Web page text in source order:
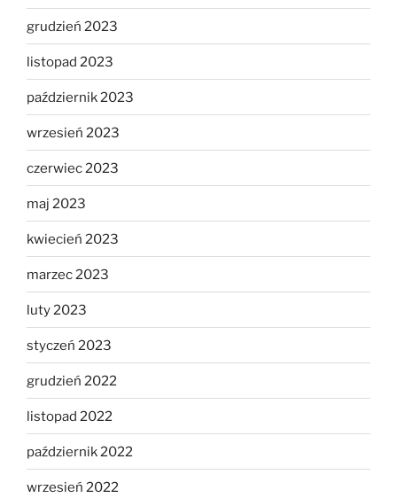
grudzień 2023
listopad 2023
październik 2023
wrzesień 2023
czerwiec 2023
maj 2023
kwiecień 2023
marzec 2023
luty 2023
styczeń 2023
grudzień 2022
listopad 2022
październik 2022
wrzesień 2022